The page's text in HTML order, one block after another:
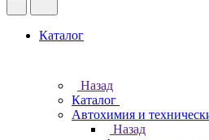
Каталог
Назад
Каталог
Автохимия и
Назад